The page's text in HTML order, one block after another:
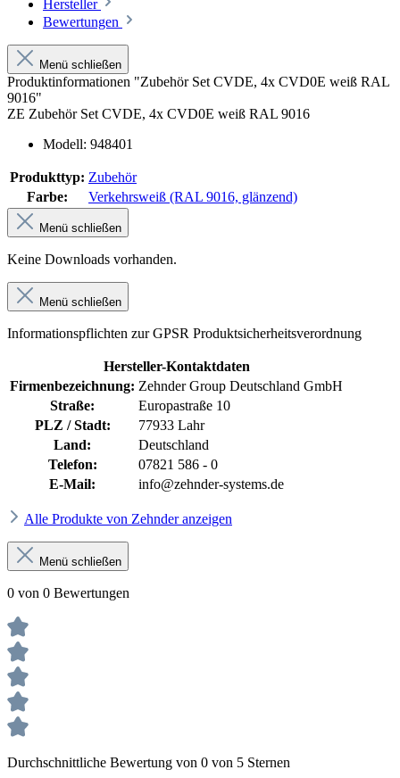
Hersteller
Bewertungen
Menü schließen
Produktinformationen "Zubehör Set CVDE, 4x CVD0E weiß RAL
9016"
ZE Zubehör Set CVDE, 4x CVD0E weiß RAL 9016
Modell: 948401
Produkttyp: Zubehör
Farbe:
Verkehrsweiß (RAL 9016, glänzend)
Menü schließen
Keine Downloads vorhanden.
Menü schließen
Informationspflichten zur GPSR Produktsicherheitsverordnung
Hersteller-Kontaktdaten
Firmenbezeichnung: Zehnder Group Deutschland GmbH
Straße:
Europastraße 10
PLZ / Stadt:
77933 Lahr
Land:
Deutschland
Telefon:
07821 586 - 0
E-Mail:
info@zehnder-systems.de
Alle Produkte von Zehnder anzeigen
Menü schließen
0 von 0 Bewertungen
Durchschnittliche Bewertung von 0 von 5 Sternen